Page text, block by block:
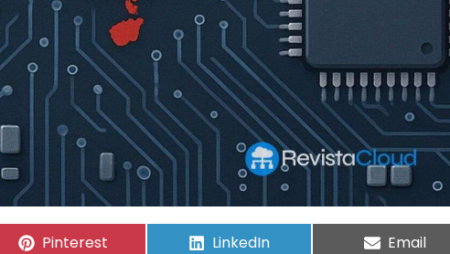
Pinterest LinkedIn Email